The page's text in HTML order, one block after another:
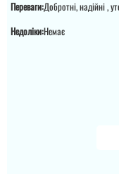
встановили
Переваги:Добротні, надійні ,
Недоліки:Немає